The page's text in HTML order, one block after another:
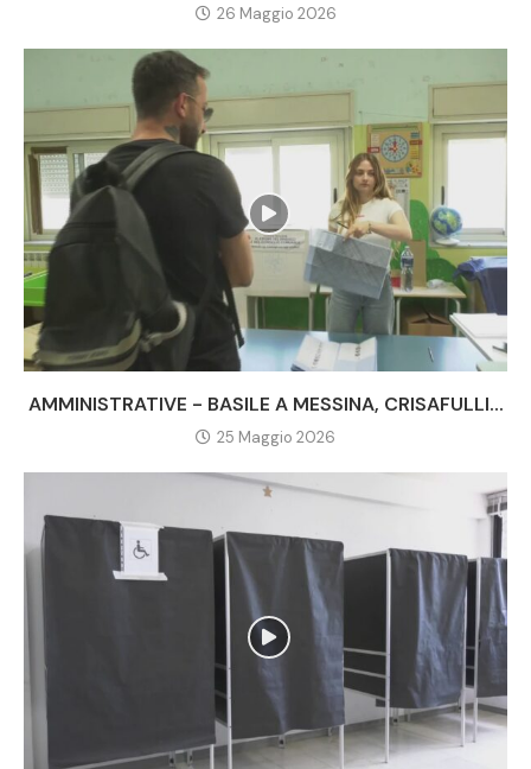
26 Maggio 2026
AMMINISTRATIVE - BASILE A MESSINA, CRISAFULLI...
25 Maggio 2026